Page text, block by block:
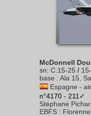
McDonnell
sn: C.15-25 /
base : Ala 15,
Espagne -
n°4170 - 211✓
Stéphane
EBFS :